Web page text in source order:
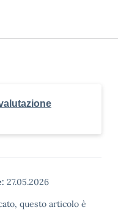
27.05.2026
questo articolo è